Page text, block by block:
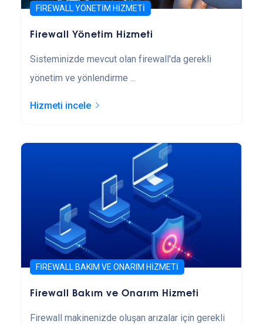
FIREWALL YÖNETIM HIZMETI
Firewall Yönetim Hizmeti
Sisteminizde mevcut olan firewall'da gerekli
yönetim ve yönlendirme ...
Hizmeti incele
FIREWALL BAKIM VE ONARIM HIZMETI
Firewall Bakım ve Onarım Hizmeti
Firewall makinenizde oluşan arızalar için gerekli